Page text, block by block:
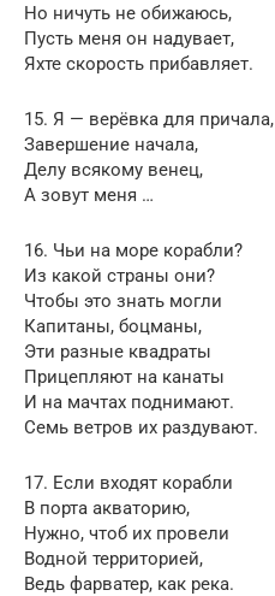
Но ничуть не обижаюсь,
Пусть меня он надувает,
Яхте скорость прибавляет.
15. Я — верёвка для причала,
Завершение начала,
Делу всякому венец,
А зовут меня …
16. Чьи на море корабли?
Из какой страны они?
Чтобы это знать могли
Капитаны, боцманы,
Эти разные квадраты
Прицепляют на канаты
И на мачтах поднимают.
Семь ветров их раздувают.
17. Если входят корабли
В порта акваторию,
Нужно, чтоб их провели
Водной территорией,
Ведь фарватер, как река.